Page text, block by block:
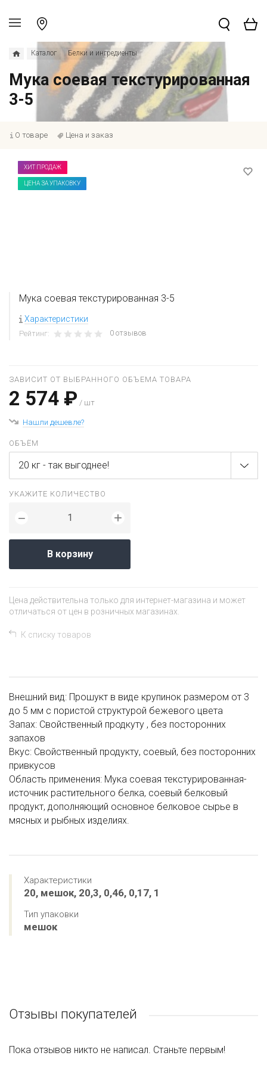
Каталог Белки и ингредиенты
Мука соевая текстурированная
3-5
О товаре Цена и заказ
ХИТ ПРОДАЖ
ЦЕНА ЗА УПАКОВКУ
Мука соевая текстурированная 3-5
Характеристики
Рейтинг: 0 отзывов
ЗАВИСИТ ОТ ВЫБРАННОГО ОБЪЕМА ТОВАРА
2 574 ₽ / шт
Нашли дешевле?
ОБЪЁМ
20 кг - так выгоднее!
УКАЖИТЕ КОЛИЧЕСТВО
− +
В корзину
Цена действительна только для интернет-магазина и может
отличаться от цен в розничных магазинах.
К списку товаров
Внешний вид: Прошукт в виде крупинок размером от 3
до 5 мм с пористой структурой бежевого цвета
Запах: Свойственный продкуту , без посторонних
запахов
Вкус: Свойственный продукту, соевый, без посторонних
привкусов
Область применения: Мука соевая текстурированная-
источник растительного белка, соевый белковый
продукт, дополняющий основное белковое сырье в
мясных и рыбных изделиях.
Характеристики
20, мешок, 20,3, 0,46, 0,17, 1
Тип упаковки
мешок
Отзывы покупателей
Пока отзывов никто не написал. Станьте первым!